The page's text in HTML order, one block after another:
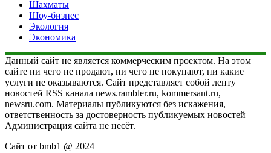
Шахматы
Шоу-бизнес
Экология
Экономика
Данный сайт не является коммерческим проектом. На этом
сайте ни чего не продают, ни чего не покупают, ни какие
услуги не оказываются. Сайт представляет собой ленту
новостей RSS канала news.rambler.ru, kommersant.ru,
newsru.com. Материалы публикуются без искажения,
ответственность за достоверность публикуемых новостей
Администрация сайта не несёт.
Сайт от bmb1 @ 2024